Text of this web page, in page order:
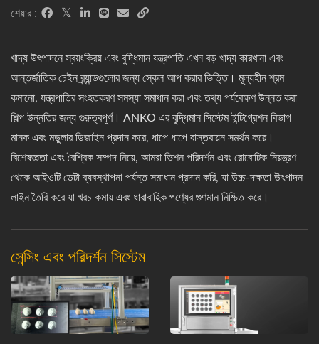
শেয়ার :
খাদ্য উৎপাদনে স্বয়ংক্রিয় এবং বুদ্ধিমান যন্ত্রপাতি এখন বড় খাদ্য কারখানা এবং
আন্তর্জাতিক চেইন ব্র্যান্ডগুলোর জন্য স্কেল আপ করার ভিত্তি। মূল্যহীন শ্রম
কমানো, যন্ত্রপাতির সংহতকরণ সমস্যা সমাধান করা এবং তথ্য পর্যবেক্ষণ উন্নত করা
শিল্প উন্নতির জন্য গুরুত্বপূর্ণ। ANKO এর বুদ্ধিমান সিস্টেম ইন্টিগ্রেশন বিভাগ
মানক এবং মডুলার ডিজাইন প্রদান করে, ধাপে ধাপে বাস্তবায়ন সমর্থন করে।
বিশেষজ্ঞতা এবং বৈশ্বিক সম্পদ নিয়ে, আমরা ভিশন পরিদর্শন এবং রোবোটিক নিয়ন্ত্রণ
থেকে আইওটি ডেটা ব্যবস্থাপনা পর্যন্ত সমাধান প্রদান করি, যা উচ্চ-দক্ষতা উৎপাদন
লাইন তৈরি করে যা খরচ কমায় এবং ধারাবাহিক পণ্যের গুণমান নিশ্চিত করে।
সেন্সিং এবং পরিদর্শন সিস্টেম